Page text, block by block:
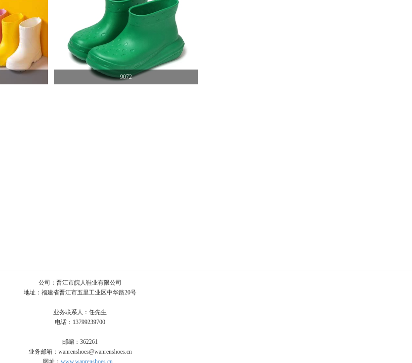
9072
公司：晋江市皖人鞋业有限公司
地址：福建省晋江市五里工业区中华路20号
业务联系人：任先生
电话：13799239700
邮编：362261
业务邮箱：wanrenshoes@wanrenshoes.cn
网址： www.wanrenshoes.cn